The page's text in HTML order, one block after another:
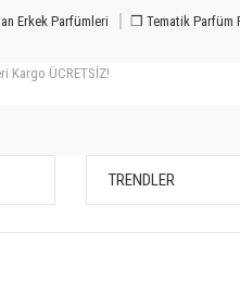
Erkek Parfümleri
❒ Tematik Parfüm
Kargo ÜCRETSİZ!
TRENDLER